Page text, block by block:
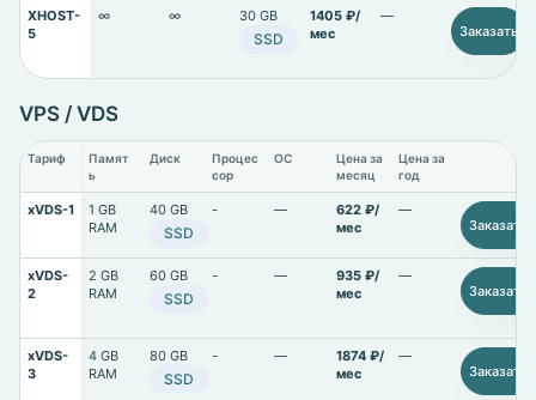
XHOST-
5
∞ ∞ 30 GB
SSD
1405 ₽/
мес
—
Заказать
VPS / VDS
Тариф
Памят
ь
Диск
Процес
сор
ОС
Цена за
месяц
Цена за
год
xVDS-1
1 GB
RAM
40 GB
SSD
- —
622 ₽/
мес
—
Заказать
xVDS-
2
2 GB
RAM
60 GB
SSD
- —
935 ₽/
мес
—
Заказать
xVDS-
3
4 GB
RAM
80 GB
SSD
- —
1874 ₽/
мес
—
Заказать